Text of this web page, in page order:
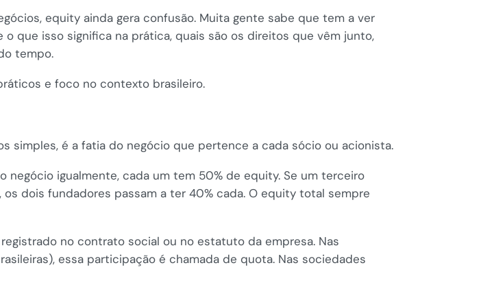
equity ainda gera confusão. Muita gente sabe que tem a ver
que isso significa na prática, quais são os direitos que vêm junto,
tempo.
e foco no contexto brasileiro.
simples, é a fatia do negócio que pertence a cada sócio ou acionista.
igualmente, cada um tem 50% de equity. Se um terceiro
dois fundadores passam a ter 40% cada. O equity total sempre
no contrato social ou no estatuto da empresa. Nas
essa participação é chamada de quota. Nas sociedades